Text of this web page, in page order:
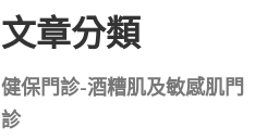
文章分類
健保門診-酒糟肌及敏感肌門
診